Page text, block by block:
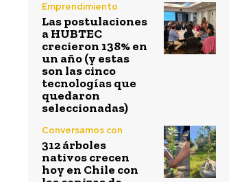
Emprendimiento
Las postulaciones
a HUBTEC
crecieron 138% en
un año (y estas
son las cinco
tecnologías que
quedaron
seleccionadas)
Conversamos con
312 árboles
nativos crecen
hoy en Chile con